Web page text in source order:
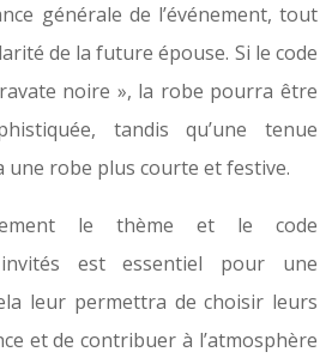
générale de l’événement, tout
de la future épouse. Si le code
noire », la robe pourra être
tandis qu’une tenue
une robe plus courte et festive.
le thème et le code
est essentiel pour une
leur permettra de choisir leurs
et de contribuer à l’atmosphère